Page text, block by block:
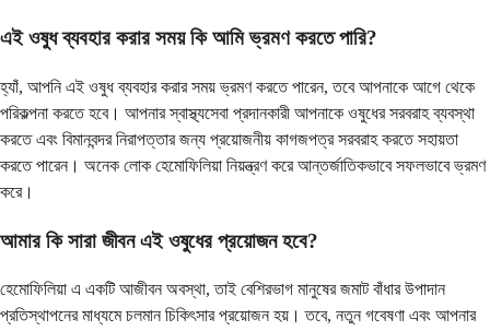
এই ওষুধ ব্যবহার করার সময় কি আমি ভ্রমণ করতে পারি?
হ্যাঁ, আপনি এই ওষুধ ব্যবহার করার সময় ভ্রমণ করতে পারেন, তবে আপনাকে আগে থেকে
পরিকল্পনা করতে হবে। আপনার স্বাস্থ্যসেবা প্রদানকারী আপনাকে ওষুধের সরবরাহ ব্যবস্থা
করতে এবং বিমানবন্দর নিরাপত্তার জন্য প্রয়োজনীয় কাগজপত্র সরবরাহ করতে সহায়তা
করতে পারেন। অনেক লোক হেমোফিলিয়া নিয়ন্ত্রণ করে আন্তর্জাতিকভাবে সফলভাবে ভ্রমণ
করে।
আমার কি সারা জীবন এই ওষুধের প্রয়োজন হবে?
হেমোফিলিয়া এ একটি আজীবন অবস্থা, তাই বেশিরভাগ মানুষের জমাট বাঁধার উপাদান
প্রতিস্থাপনের মাধ্যমে চলমান চিকিৎসার প্রয়োজন হয়। তবে, নতুন গবেষণা এবং আপনার